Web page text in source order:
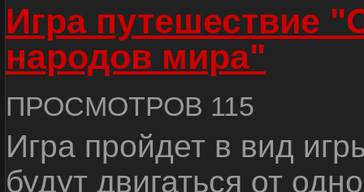
Игра путешествие
народов мира"
ПРОСМОТРОВ 115
Игра пройдет в вид
будут двигаться от